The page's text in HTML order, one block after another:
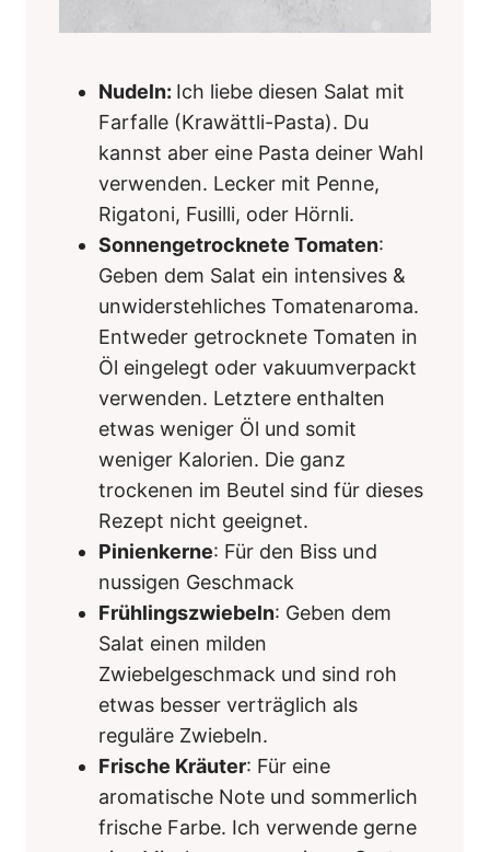
Nudeln: Ich liebe diesen Salat mit
Farfalle (Krawättli-Pasta). Du
kannst aber eine Pasta deiner Wahl
verwenden. Lecker mit Penne,
Rigatoni, Fusilli, oder Hörnli.
Sonnengetrocknete Tomaten:
Geben dem Salat ein intensives &
unwiderstehliches Tomatenaroma.
Entweder getrocknete Tomaten in
Öl eingelegt oder vakuumverpackt
verwenden. Letztere enthalten
etwas weniger Öl und somit
weniger Kalorien. Die ganz
trockenen im Beutel sind für dieses
Rezept nicht geeignet.
Pinienkerne: Für den Biss und
nussigen Geschmack
Frühlingszwiebeln: Geben dem
Salat einen milden
Zwiebelgeschmack und sind roh
etwas besser verträglich als
reguläre Zwiebeln.
Frische Kräuter: Für eine
aromatische Note und sommerlich
frische Farbe. Ich verwende gerne